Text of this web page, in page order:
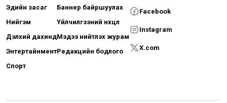
Эдийн засаг
Нийгэм
Дэлхий дахинд
Энтертайнмент
Спорт
Баннер байршуулах
Үйлчилгээний нөхцөл
Мэдээ нийтлэх журам
Редакцийн бодлого
Facebook
Instagram
X.com